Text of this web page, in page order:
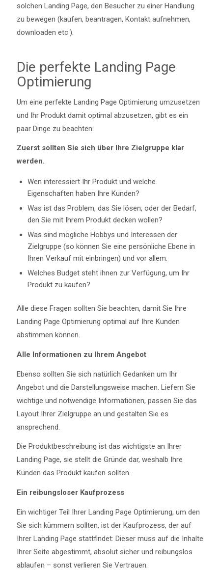
solchen Landing Page, den Besucher zu einer Handlung
zu bewegen (kaufen, beantragen, Kontakt aufnehmen,
downloaden etc.).
Die perfekte Landing Page
Optimierung
Um eine perfekte Landing Page Optimierung umzusetzen
und Ihr Produkt damit optimal abzusetzen, gibt es ein
paar Dinge zu beachten:
Zuerst sollten Sie sich über Ihre Zielgruppe klar
werden.
Wen interessiert Ihr Produkt und welche
Eigenschaften haben Ihre Kunden?
Was ist das Problem, das Sie lösen, oder der Bedarf,
den Sie mit Ihrem Produkt decken wollen?
Was sind mögliche Hobbys und Interessen der
Zielgruppe (so können Sie eine persönliche Ebene in
Ihren Verkauf mit einbringen) und vor allem:
Welches Budget steht ihnen zur Verfügung, um Ihr
Produkt zu kaufen?
Alle diese Fragen sollten Sie beachten, damit Sie Ihre
Landing Page Optimierung optimal auf Ihre Kunden
abstimmen können.
Alle Informationen zu Ihrem Angebot
Ebenso sollten Sie sich natürlich Gedanken um Ihr
Angebot und die Darstellungsweise machen. Liefern Sie
wichtige und notwendige Informationen, passen Sie das
Layout Ihrer Zielgruppe an und gestalten Sie es
ansprechend.
Die Produktbeschreibung ist das wichtigste an Ihrer
Landing Page, sie stellt die Gründe dar, weshalb Ihre
Kunden das Produkt kaufen sollten.
Ein reibungsloser Kaufprozess
Ein wichtiger Teil Ihrer Landing Page Optimierung, um den
Sie sich kümmern sollten, ist der Kaufprozess, der auf
Ihrer Landing Page stattfindet: Dieser muss auf die Inhalte
Ihrer Seite abgestimmt, absolut sicher und reibungslos
ablaufen – sonst verlieren Sie Vertrauen.